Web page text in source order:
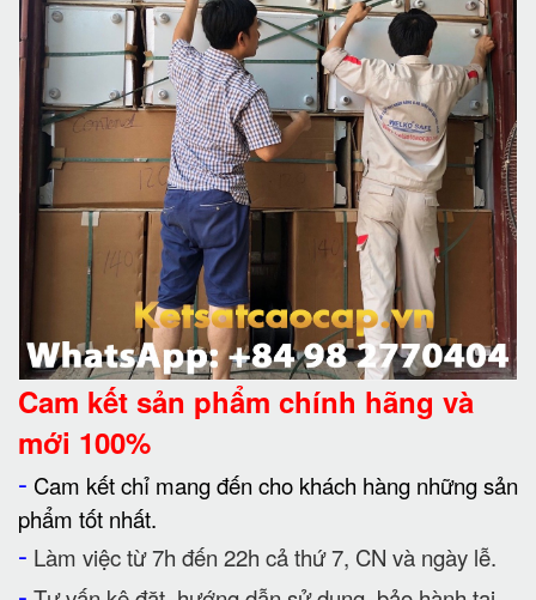
Cam kết sản phẩm chính hãng và
mới 100%
- Cam kết chỉ mang đến cho khách hàng những sản
phẩm tốt nhất.
- Làm việc từ 7h đến 22h cả thứ 7, CN và ngày lễ.